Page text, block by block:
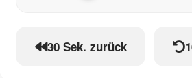
30 Sek. zurück